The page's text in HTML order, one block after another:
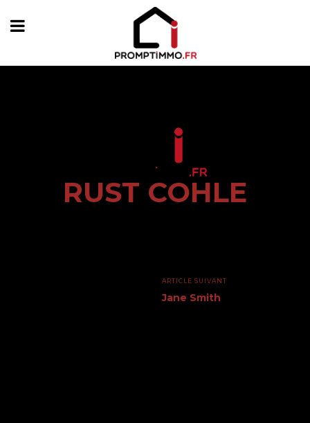
RUST COHLE
ARTICLE SUIVANT
Jane Smith